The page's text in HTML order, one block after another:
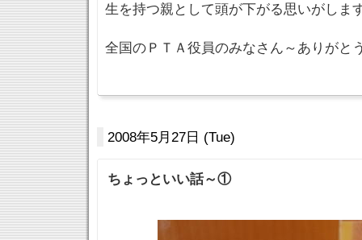
生を持つ親として頭が下がる思いがしま
全国のＰＴＡ役員のみなさん～ありがと
2008年5月27日 (Tue)
ちょっといい話～①